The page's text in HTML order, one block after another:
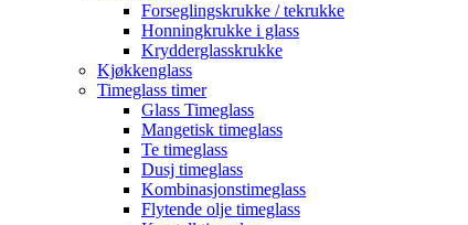
Forseglingskrukke / tekrukke
Honningkrukke i glass
Krydderglasskrukke
Kjøkkenglass
Timeglass timer
Glass Timeglass
Mangetisk timeglass
Te timeglass
Dusj timeglass
Kombinasjonstimeglass
Flytende olje timeglass